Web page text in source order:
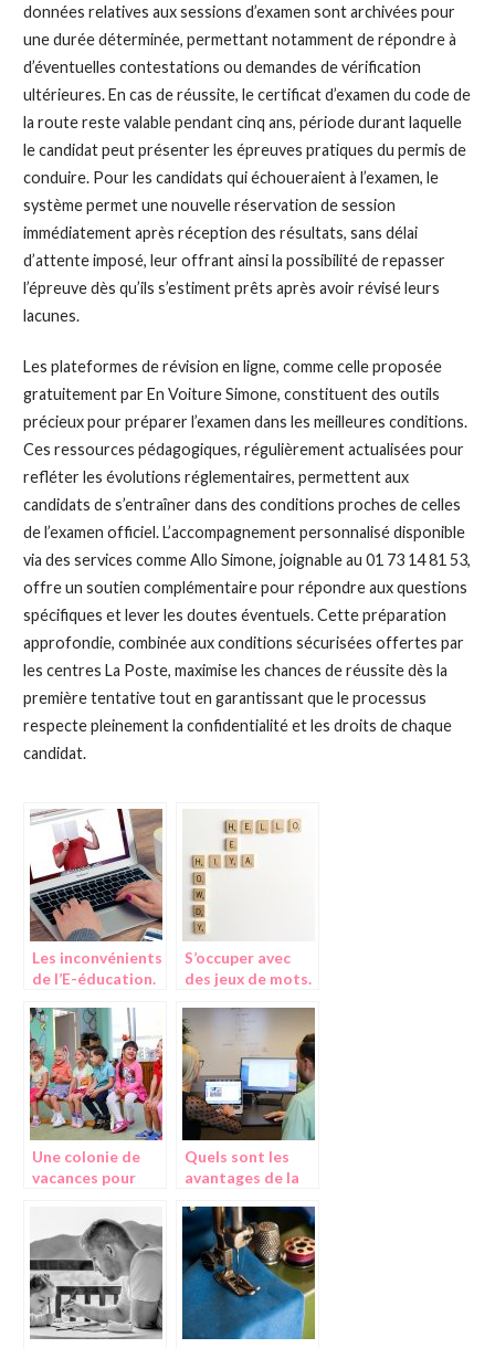
données relatives aux sessions d’examen sont archivées pour
une durée déterminée, permettant notamment de répondre à
d’éventuelles contestations ou demandes de vérification
ultérieures. En cas de réussite, le certificat d’examen du code de
la route reste valable pendant cinq ans, période durant laquelle
le candidat peut présenter les épreuves pratiques du permis de
conduire. Pour les candidats qui échoueraient à l’examen, le
système permet une nouvelle réservation de session
immédiatement après réception des résultats, sans délai
d’attente imposé, leur offrant ainsi la possibilité de repasser
l’épreuve dès qu’ils s’estiment prêts après avoir révisé leurs
lacunes.
Les plateformes de révision en ligne, comme celle proposée
gratuitement par En Voiture Simone, constituent des outils
précieux pour préparer l’examen dans les meilleures conditions.
Ces ressources pédagogiques, régulièrement actualisées pour
refléter les évolutions réglementaires, permettent aux
candidats de s’entraîner dans des conditions proches de celles
de l’examen officiel. L’accompagnement personnalisé disponible
via des services comme Allo Simone, joignable au 01 73 14 81 53,
offre un soutien complémentaire pour répondre aux questions
spécifiques et lever les doutes éventuels. Cette préparation
approfondie, combinée aux conditions sécurisées offertes par
les centres La Poste, maximise les chances de réussite dès la
première tentative tout en garantissant que le processus
respecte pleinement la confidentialité et les droits de chaque
candidat.
Les inconvénients
de l’E-éducation.
S’occuper avec
des jeux de mots.
Une colonie de
vacances pour
Quels sont les
avantages de la
SMI ?